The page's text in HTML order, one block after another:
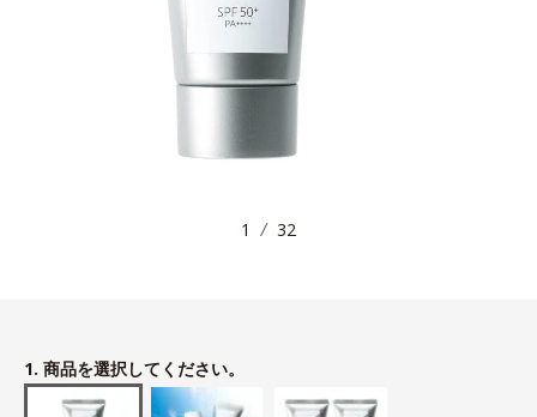
1 32
1. 商品を選択してください。